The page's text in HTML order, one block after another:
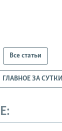
Все статьи
ГЛАВНОЕ ЗА СУТКИ